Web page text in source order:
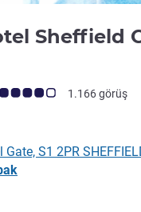
Sheffield
puanı (ALL Puanlama)
1.166 görüş
Gate, S1 2PR